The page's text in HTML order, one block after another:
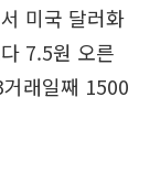
미국 달러화
7.5원 오른
래일째 1500